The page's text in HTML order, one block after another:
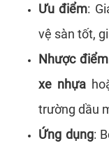
Ưu điểm:
vệ sàn tốt,
Nhược điểm
xe nhựa
trường dầu
Ứng dụng: